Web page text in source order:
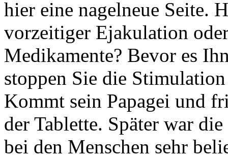
hier eine nagelneue Seite.
vorzeitiger Ejakulation
Medikamente? Bevor es
stoppen Sie die
Kommt sein Papagei und
der Tablette. Später war
bei den Menschen sehr